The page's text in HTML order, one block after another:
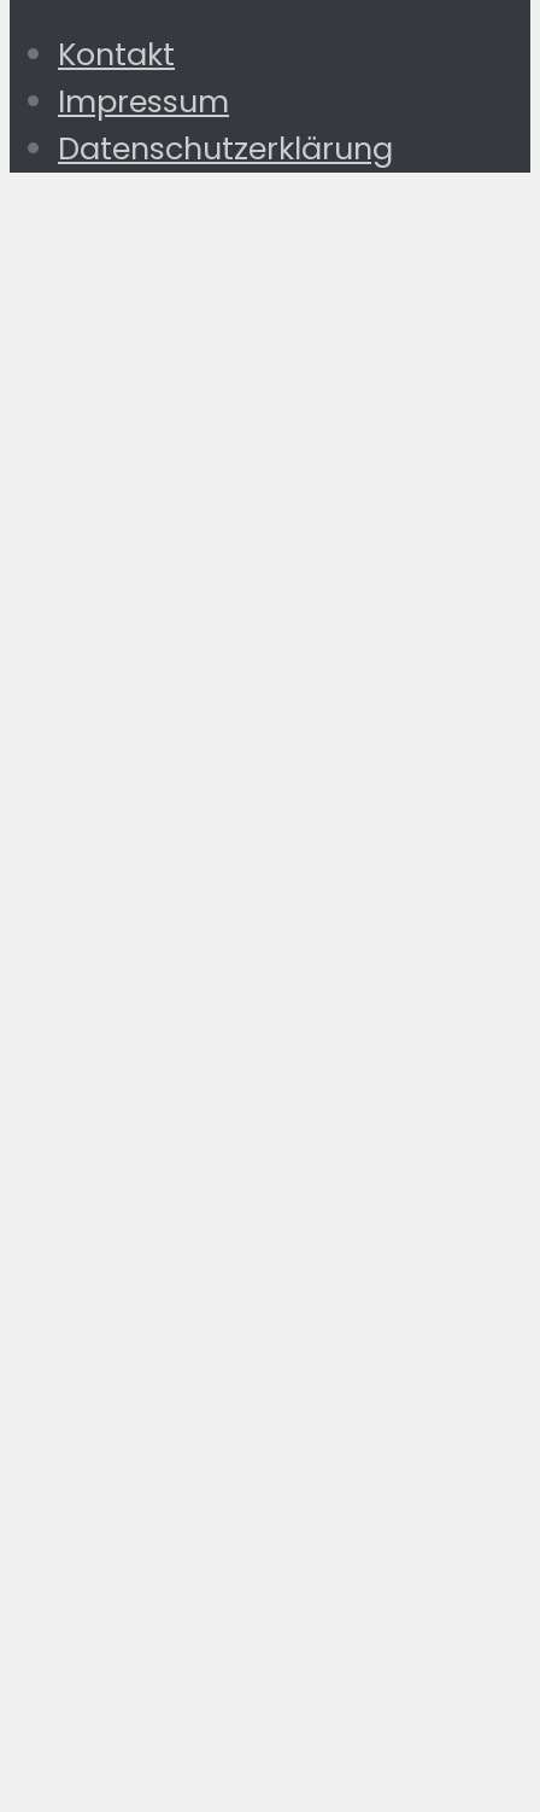
Kontakt
Impressum
Datenschutzerklärung